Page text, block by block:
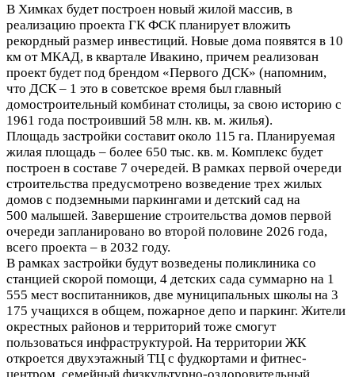
В Химках будет построен новый жилой массив, в
реализацию проекта ГК ФСК планирует вложить
рекордный размер инвестиций. Новые дома появятся в 10
км от МКАД, в квартале Ивакино, причем реализован
проект будет под брендом «Первого ДСК» (напомним,
что ДСК – 1 это в советское время был главный
домостроительный комбинат столицы, за свою историю с
1961 года построивший 58 млн. кв. м. жилья).
Площадь застройки составит около 115 га. Планируемая
жилая площадь – более 650 тыс. кв. м. Комплекс будет
построен в составе 7 очередей. В рамках первой очереди
строительства предусмотрено возведение трех жилых
домов с подземными паркингами и детский сад на
500 малышей. Завершение строительства домов первой
очереди запланировано во второй половине 2026 года,
всего проекта – в 2032 году.
В рамках застройки будут возведены поликлиника со
станцией скорой помощи, 4 детских сада суммарно на 1
555 мест воспитанников, две муниципальных школы на 3
175 учащихся в общем, пожарное депо и паркинг. Жители
окрестных районов и территорий тоже смогут
пользоваться инфраструктурой. На территории ЖК
откроется двухэтажный ТЦ с фудкортами и фитнес-